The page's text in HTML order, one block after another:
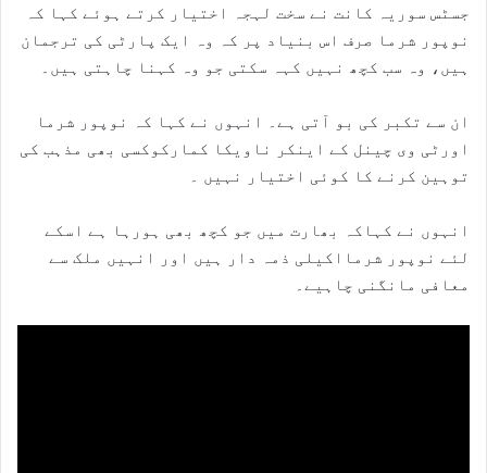
جسٹس سوریہ کانت نے سخت لہجہ اختیار کرتے ہوئے کہا کہ
نوپور شرما صرف اس بنیاد پر کہ وہ ایک پارٹی کی ترجمان
ہیں، وہ سب کچھ نہیں کہہ سکتی جو وہ کہنا چاہتی ہیں۔
ان سے تکبر کی بو آتی ہے۔ انہوں نے کہا کہ نوپور شرما
اورٹی وی چینل کے اینکر ناویکا کمارکوکسی بھی مذہب کی
توہین کرنے کا کوئی اختیار نہیں ۔
انہوں نے کہاکہ بھارت میں جو کچھ بھی ہورہا ہے اسکے
لئے نوپور شرمااکیلی ذمہ دار ہیں اور انہیں ملک سے
معافی مانگنی چاہیے۔